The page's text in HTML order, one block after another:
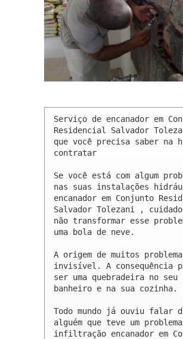
Serviço de encanador em
Residencial Salvador
que você precisa saber na
contratar
Se você está com algum
nas suas instalações
encanador em Conjunto
Salvador Tolezani ,
não transformar esse
uma bola de neve.
A origem de muitos
invisível. A consequência
ser uma quebradeira no seu
banheiro e na sua cozinha.
Todo mundo já ouviu falar
alguém que teve um
infiltração encanador em